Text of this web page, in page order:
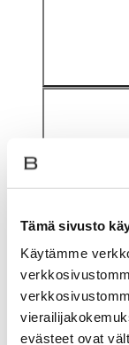
Tämä sivusto
Käytämme
evästeet ovat